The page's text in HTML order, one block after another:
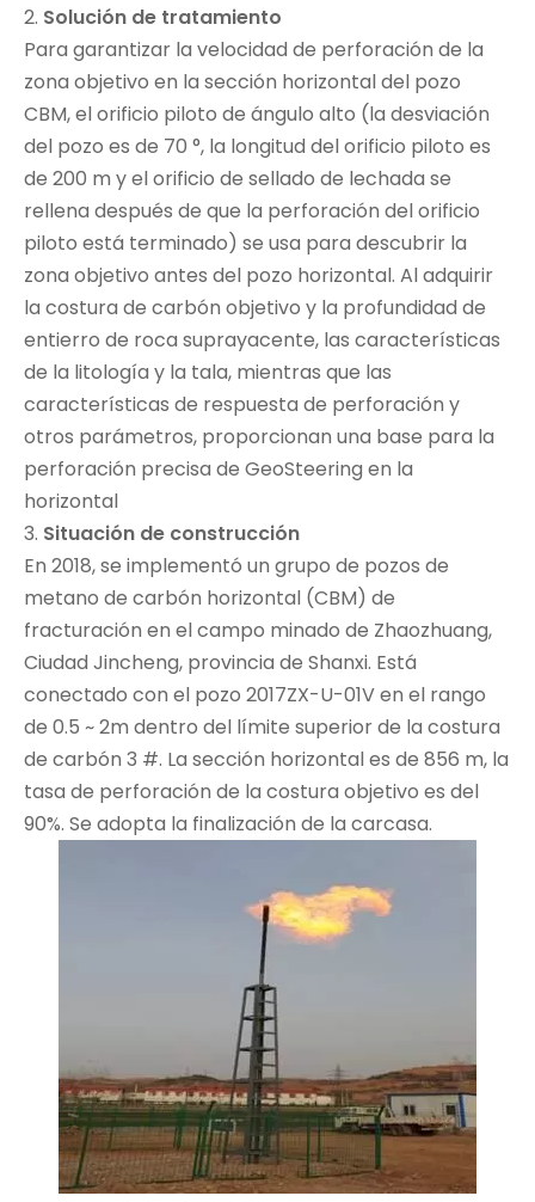
2. Solución de tratamiento
Para garantizar la velocidad de perforación de la
zona objetivo en la sección horizontal del pozo
CBM, el orificio piloto de ángulo alto (la desviación
del pozo es de 70 °, la longitud del orificio piloto es
de 200 m y el orificio de sellado de lechada se
rellena después de que la perforación del orificio
piloto está terminado) se usa para descubrir la
zona objetivo antes del pozo horizontal. Al adquirir
la costura de carbón objetivo y la profundidad de
entierro de roca suprayacente, las características
de la litología y la tala, mientras que las
características de respuesta de perforación y
otros parámetros, proporcionan una base para la
perforación precisa de GeoSteering en la
horizontal
3. Situación de construcción
En 2018, se implementó un grupo de pozos de
metano de carbón horizontal (CBM) de
fracturación en el campo minado de Zhaozhuang,
Ciudad Jincheng, provincia de Shanxi. Está
conectado con el pozo 2017ZX-U-01V en el rango
de 0.5 ~ 2m dentro del límite superior de la costura
de carbón 3 #. La sección horizontal es de 856 m, la
tasa de perforación de la costura objetivo es del
90%. Se adopta la finalización de la carcasa.